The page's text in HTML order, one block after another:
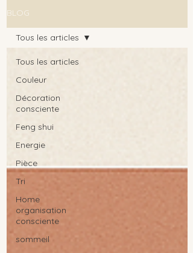
BLOG
Tous les articles
Couleur
Décoration
consciente
Feng shui
Energie
Pièce
Tri
Home
organisation
consciente
sommeil
Tous les articles